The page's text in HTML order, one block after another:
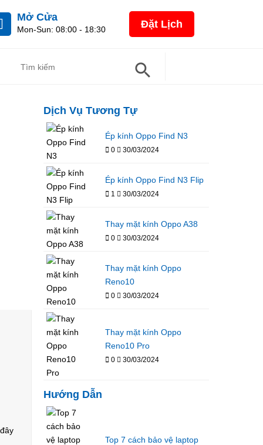
Đặt Lịch
Mở Cửa
Mon-Sun: 08:00 - 18:30
For:
Dịch Vụ Tương Tự
Ép kính Oppo Find N3
0 30/03/2024
Ép kính Oppo Find N3 Flip
1 30/03/2024
Thay mặt kính Oppo A38
0 30/03/2024
Thay mặt kính Oppo
Reno10
0 30/03/2024
Thay mặt kính Oppo
Reno10 Pro
0 30/03/2024
Hướng Dẫn
Top 7 cách bảo vệ laptop